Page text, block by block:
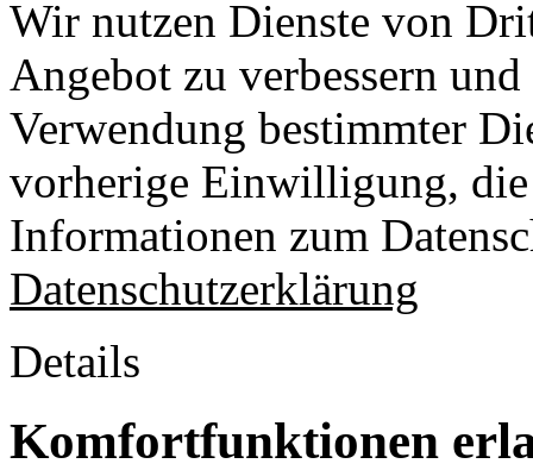
Wir nutzen Dienste von
Angebot zu verbessern
Verwendung bestimmter
vorherige Einwilligung,
Informationen zum
Datenschutzerklärung
Details
Komfortfunktionen